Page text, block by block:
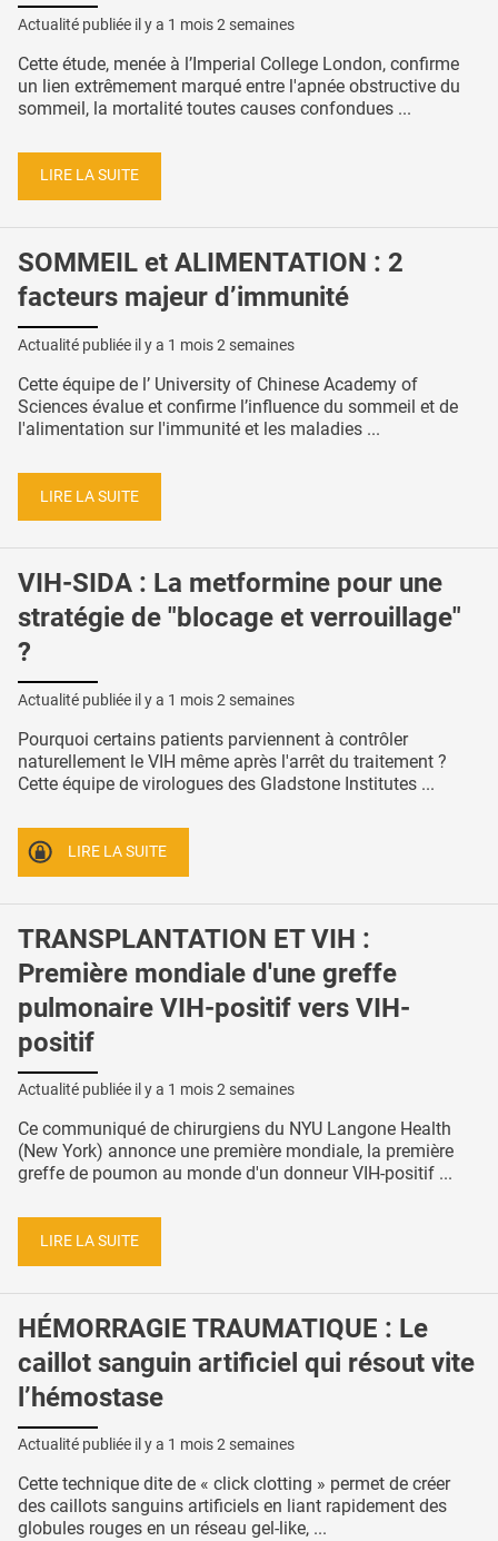
Actualité publiée il y a 1 mois 2 semaines
Cette étude, menée à l’Imperial College London, confirme
un lien extrêmement marqué entre l'apnée obstructive du
sommeil, la mortalité toutes causes confondues ...
LIRE LA SUITE
SOMMEIL et ALIMENTATION : 2
facteurs majeur d’immunité
Actualité publiée il y a 1 mois 2 semaines
Cette équipe de l’ University of Chinese Academy of
Sciences évalue et confirme l’influence du sommeil et de
l'alimentation sur l'immunité et les maladies ...
LIRE LA SUITE
VIH-SIDA : La metformine pour une
stratégie de "blocage et verrouillage"
?
Actualité publiée il y a 1 mois 2 semaines
Pourquoi certains patients parviennent à contrôler
naturellement le VIH même après l'arrêt du traitement ?
Cette équipe de virologues des Gladstone Institutes ...
LIRE LA SUITE
TRANSPLANTATION ET VIH :
Première mondiale d'une greffe
pulmonaire VIH-positif vers VIH-
positif
Actualité publiée il y a 1 mois 2 semaines
Ce communiqué de chirurgiens du NYU Langone Health
(New York) annonce une première mondiale, la première
greffe de poumon au monde d'un donneur VIH-positif ...
LIRE LA SUITE
HÉMORRAGIE TRAUMATIQUE : Le
caillot sanguin artificiel qui résout vite
l’hémostase
Actualité publiée il y a 1 mois 2 semaines
Cette technique dite de « click clotting » permet de créer
des caillots sanguins artificiels en liant rapidement des
globules rouges en un réseau gel-like, ...